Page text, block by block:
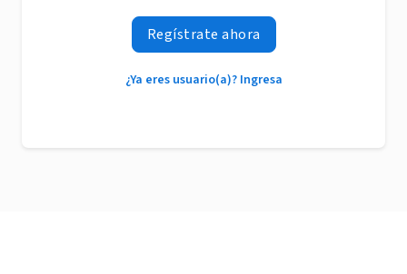
Regístrate ahora
¿Ya eres usuario(a)? Ingresa